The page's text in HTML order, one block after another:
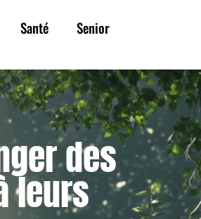
Santé Senior
des
leurs